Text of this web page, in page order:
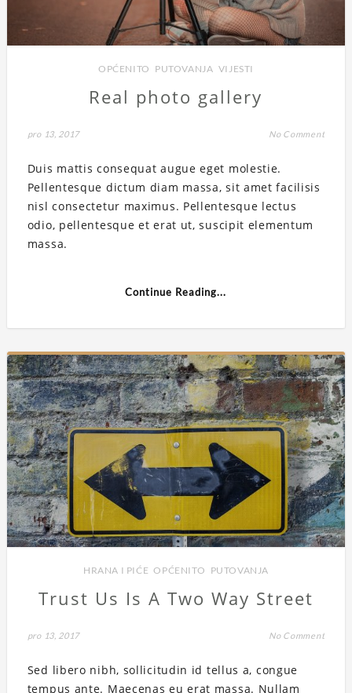
OPĆENITO PUTOVANJA VIJESTI
Real photo gallery
pro 13, 2017 No Comment
Duis mattis consequat augue eget molestie.
Pellentesque dictum diam massa, sit amet facilisis
nisl consectetur maximus. Pellentesque lectus
odio, pellentesque et erat ut, suscipit elementum
massa.
Continue Reading...
HRANA I PIĆE ,OPĆENITO PUTOVANJA
Trust Us Is A Two Way Street
pro 13, 2017 No Comment
Sed libero nibh, sollicitudin id tellus a, congue
tempus ante. Maecenas eu erat massa. Nullam